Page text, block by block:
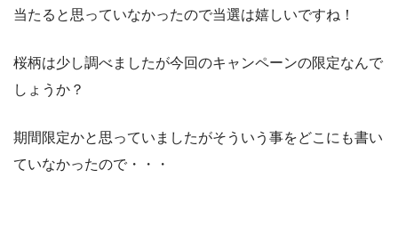
当たると思っていなかったので当選は嬉しいですね！
桜柄は少し調べましたが今回のキャンペーンの限定なんで
しょうか？
期間限定かと思っていましたがそういう事をどこにも書い
ていなかったので・・・